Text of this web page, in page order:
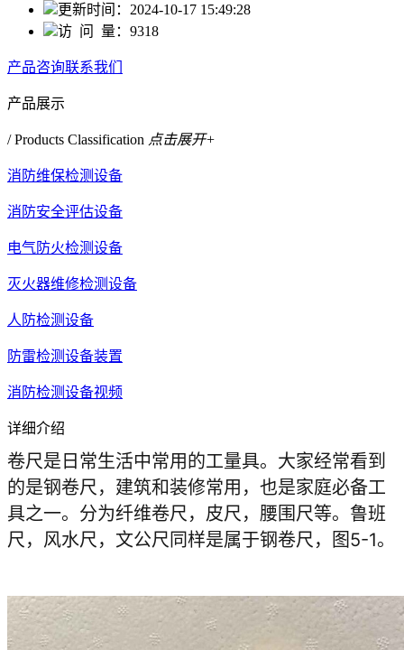
更新时间： 2024-10-17 15:49:28
访 问 量： 9318
产品咨询联系我们
产品展示
/ Products Classification 点击展开+
消防维保检测设备
消防安全评估设备
电气防火检测设备
灭火器维修检测设备
人防检测设备
防雷检测设备装置
消防检测设备视频
详细介绍
卷尺是日常生活中常用的工量具。大家经常看到
的是钢卷尺，建筑和装修常用，也是家庭必备工
具之一。分为纤维卷尺，皮尺，腰围尺等。鲁班
尺，风水尺，文公尺同样是属于钢卷尺，图5-1。